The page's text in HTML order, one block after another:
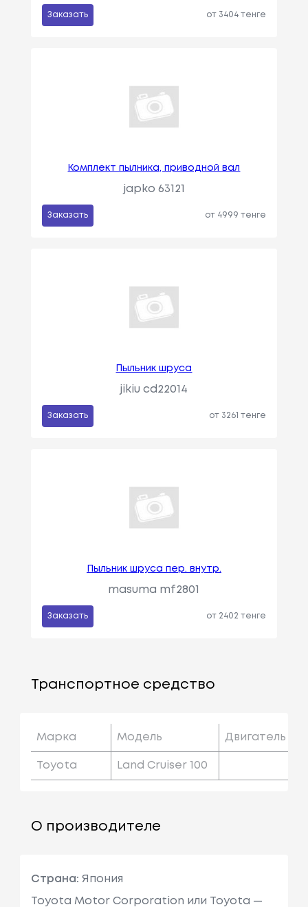
Заказать от 3404 тенге
Комплект пылника, приводной вал
japko 63121
Заказать от 4999 тенге
Пыльник шруса
jikiu cd22014
Заказать от 3261 тенге
Пыльник шруса пер. внутр.
masuma mf2801
Заказать от 2402 тенге
Транспортное средство
Марка Модель Двигатель
Toyota Land Cruiser 100
О производителе
Страна: Япония
Toyota Motor Corporation или Toyota —